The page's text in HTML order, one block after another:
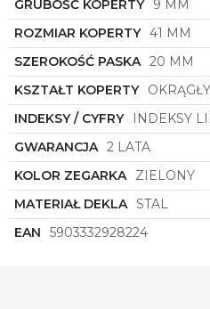
Pozwól sobie na luksus i
zegarmistrzowskiego
serii Daichi.
GRUBOŚĆ KOPERTY 9 MM
ROZMIAR KOPERTY 41 MM
SZEROKOŚĆ PASKA 20 MM
KSZTAŁT KOPERTY OKRĄGŁY
INDEKSY / CYFRY
INDEKSY
GWARANCJA 2 LATA
KOLOR ZEGARKA ZIELONY
MATERIAŁ DEKLA STAL
EAN
5903332928224